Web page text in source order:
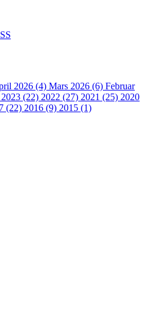
2026 (4) Mars 2026 (6) Februar
2023 (22) 2022 (27) 2021 (25) 2020
(22) 2016 (9) 2015 (1)